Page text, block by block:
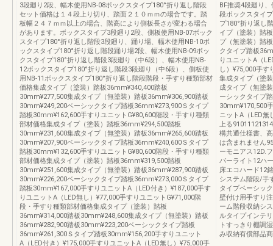
3段廻り2段、幅木使用NB-08ボックスタイプ180°折り返し階段
セット価格は１４段上り切り、踏面２１０ｍｍの場合です。踏
板幅２４７ｍｍ以上の場合、階高により側板長さが変わる場合
があります。ボックスタイプ3段廻り2段、側板使用NB-07ボック
スタイプ180°折り返し階段3段廻り、踊り場、幅木使用NB-10ボ
ックスタイプ180°折り返し階段踊り場2段、幅木使用NB-09ボッ
クスタイプ180°折り返し階段3段廻り（中6段）、幅木使用NB-
12ボックスタイプ180°折り返し階段3段廻り（中6段）、側板使
用NB-11ボックスタイプ180°折り返し階段階段・手すり種類部材
価格集成タイプ（塗装）踏板36mm¥340,400踏板
30mm¥277,500集成タイプ（無塗装）踏板36mm¥306,900踏板
30mm¥249,200ベーシックタイプ踏板36mm¥273,900Ｓタイプ
踏板30mm¥162,600手すりユニットG¥80,600階段・手すり種類
部材価格集成タイプ（塗装）踏板36mm¥294,500踏板
30mm¥231,600集成タイプ（無塗装）踏板36mm¥265,600踏板
30mm¥207,900ベーシックタイプ踏板36mm¥240,600Ｓタイプ
踏板30mm¥132,600手すりユニットG¥80,600階段・手すり種類
部材価格集成タイプ（塗装）踏板36mm¥319,500踏板
30mm¥251,600集成タイプ（無塗装）踏板36mm¥287,900踏板
30mm¥226,200ベーシックタイプ踏板36mm¥273,000Ｓタイプ
踏板30mm¥167,000手すりユニットA（LED付き）¥187,000手す
りユニットA（LED無し）¥77,000手すりユニットG¥71,000階
段・手すり種類部材価格集成タイプ（塗装）踏板
36mm¥314,000踏板30mm¥248,600集成タイプ（無塗装）踏板
36mm¥282,900踏板30mm¥223,200ベーシックタイプ踏板
36mm¥261,300Ｓタイプ踏板30mm¥156,200手すりユニット
A（LED付き）¥175,000手すりユニットA（LED無し）¥75,000手
BF推奨4段廻り
段ボックスタイ
プ180°折り返し
イプ（塗装）踏
プ（無塗装）踏
クタイプ踏板
りユニットA（
し）¥75,000手す
集成タイプ（塗
成タイプ（無塗
ーシックタイプ
30mm¥170,500
ニットA（LED無
上る
構共通仕様書、
は含まれません
ーモニアス12D.
パーライト12ハ
床エコハード12
システム階段/手
タイプベーシッ
壁付け用手すり
ーム階段収納シ
ルタイプインテ
トすっきり棚調
み収納有償部品